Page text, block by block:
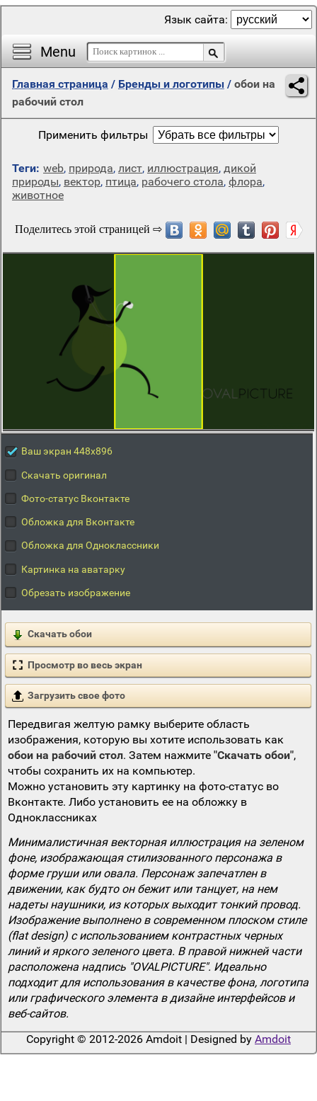
Menu
Язык сайта:
Главная страница / Бренды и логотипы / обои на
рабочий стол
Применить фильтры
Теги: web, природа, лист, иллюстрация, дикой
природы, вектор, птица, рабочего стола, флора,
животное
Ваш экран 448x896
Скачать оригинал
Фото-статус Вконтакте
Обложка для Вконтакте
Обложка для Одноклассники
Картинка на аватарку
Обрезать изображение
Скачать обои
Просмотр во весь экран
Загрузить свое фото
Передвигая желтую рамку выберите область
изображения, которую вы хотите использовать как
обои на рабочий стол. Затем нажмите "Скачать обои",
чтобы сохранить их на компьютер.
Можно установить эту картинку на фото-статус во
Вконтакте. Либо установить ее на обложку в
Одноклассниках
Минималистичная векторная иллюстрация на зеленом
фоне, изображающая стилизованного персонажа в
форме груши или овала. Персонаж запечатлен в
движении, как будто он бежит или танцует, на нем
надеты наушники, из которых выходит тонкий провод.
Изображение выполнено в современном плоском стиле
(flat design) с использованием контрастных черных
линий и яркого зеленого цвета. В правой нижней части
расположена надпись "OVALPICTURE". Идеально
подходит для использования в качестве фона, логотипа
или графического элемента в дизайне интерфейсов и
веб-сайтов.
Copyright © 2012-2026 Amdoit | Designed by Amdoit